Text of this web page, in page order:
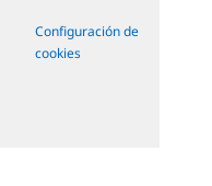
Configuración de
cookies